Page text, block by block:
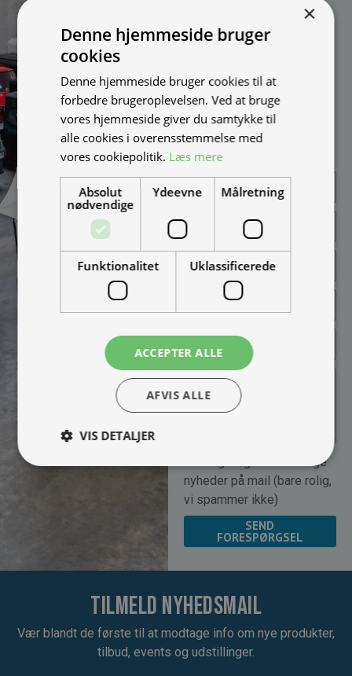
Vi bygger vognene på
bestilling og kan
100% efter dine behov.
Udfyld formularen og
bliv kontaktet til en snak
om muligheder, priser
Jeg vil gerne modtage
nyheder på mail (bare rolig,
vi spammer ikke)
SEND
FORESPØRGSEL
Tilmeld nyhedsmail
Vær blandt de første til at modtage info om nye produkter,
tilbud, events og udstillinger.
×
Denne hjemmeside bruger
cookies
Denne hjemmeside bruger cookies til at
forbedre brugeroplevelsen. Ved at bruge
vores hjemmeside giver du samtykke til
alle cookies i overensstemmelse med
vores cookiepolitik. Læs mere
Absolut
nødvendige
Ydeevne Målretning
Funktionalitet Uklassificerede
ACCEPTER ALLE
AFVIS ALLE
VIS DETALJER